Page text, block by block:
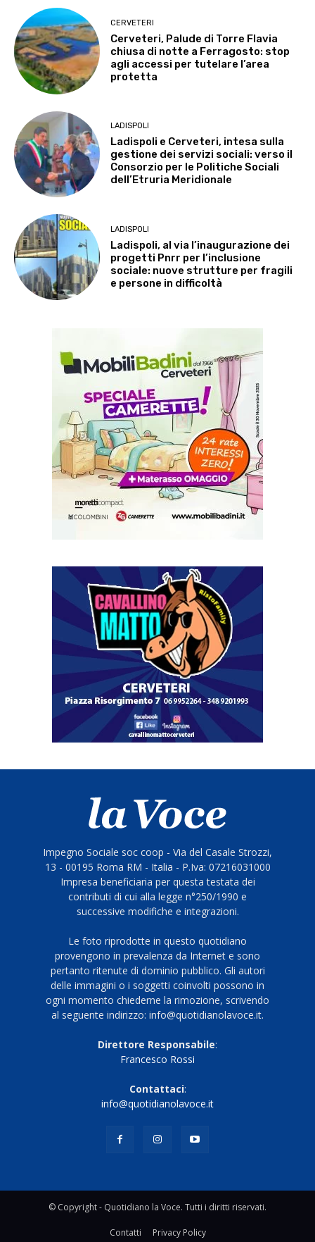
CERVETERI
Cerveteri, Palude di Torre Flavia
chiusa di notte a Ferragosto: stop
agli accessi per tutelare l’area
protetta
LADISPOLI
Ladispoli e Cerveteri, intesa sulla
gestione dei servizi sociali: verso il
Consorzio per le Politiche Sociali
dell’Etruria Meridionale
LADISPOLI
Ladispoli, al via l’inaugurazione dei
progetti Pnrr per l’inclusione
sociale: nuove strutture per fragili
e persone in difficoltà
Impegno Sociale soc coop - Via del Casale Strozzi,
13 - 00195 Roma RM - Italia - P.Iva: 07216031000
Impresa beneficiaria per questa testata dei
contributi di cui alla legge n°250/1990 e
successive modifiche e integrazioni.
Le foto riprodotte in questo quotidiano
provengono in prevalenza da Internet e sono
pertanto ritenute di dominio pubblico. Gli autori
delle immagini o i soggetti coinvolti possono in
ogni momento chiederne la rimozione, scrivendo
al seguente indirizzo: info@quotidianolavoce.it.
Direttore Responsabile:
Francesco Rossi
Contattaci:
info@quotidianolavoce.it
© Copyright - Quotidiano la Voce. Tutti i diritti riservati.
Contatti Privacy Policy